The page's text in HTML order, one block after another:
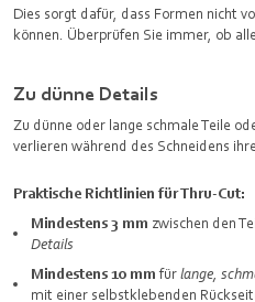
Dies sorgt dafür, dass Formen nicht
können. Überprüfen Sie immer, ob
Zu dünne Details
Zu dünne oder lange schmale Teile
verlieren während des Schneidens
Praktische Richtlinien für Thru-Cut:
Mindestens 3 mm zwischen den
Details
Mindestens 10 mmfürlange,
mit einer selbstklebenden